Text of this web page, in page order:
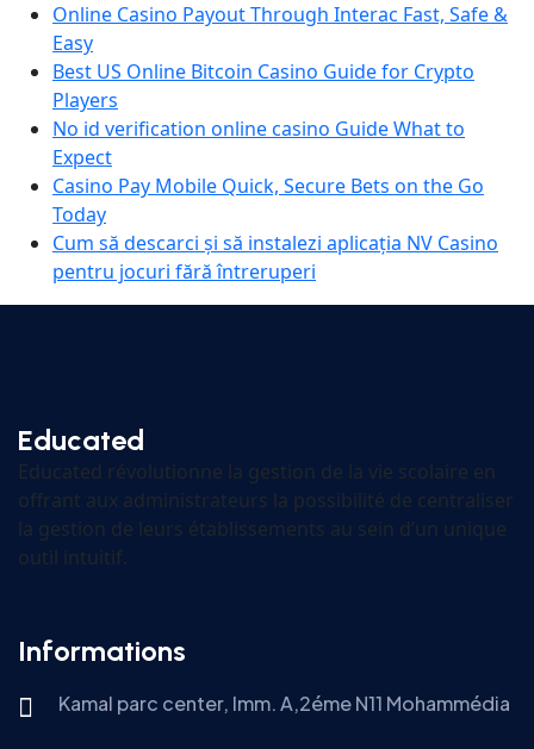
Online Casino Payout Through Interac Fast, Safe &
Easy
Best US Online Bitcoin Casino Guide for Crypto
Players
No id verification online casino Guide What to
Expect
Casino Pay Mobile Quick, Secure Bets on the Go
Today
Cum să descarci și să instalezi aplicația NV Casino
pentru jocuri fără întreruperi
Educated
Educated révolutionne la gestion de la vie scolaire en
offrant aux administrateurs la possibilité de centraliser
la gestion de leurs établissements au sein d’un unique
outil intuitif.
Informations
Kamal parc center, Imm. A,2éme N11 Mohammédia